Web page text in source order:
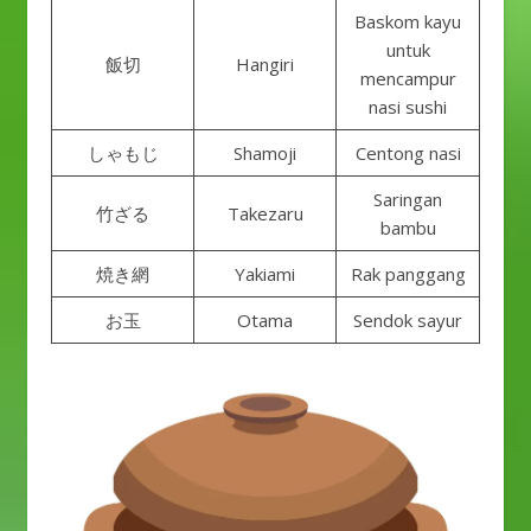
飯切 Hangiri
Baskom kayu
untuk
mencampur
nasi sushi
しゃもじ
Shamoji Centong nasi
竹ざる Takezaru
Saringan
bambu
焼き網
Yakiami
Rak panggang
お玉
Otama Sendok sayur